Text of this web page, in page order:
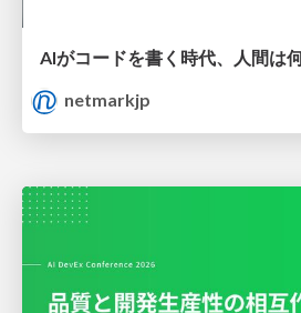
netmarkjp